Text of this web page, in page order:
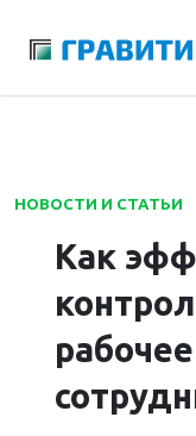
НОВОСТИ И СТАТЬИ
Как